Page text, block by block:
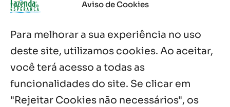
Aviso de Cookies
Para melhorar a sua experiência no uso
deste site, utilizamos cookies. Ao aceitar,
você terá acesso a todas as
funcionalidades do site. Se clicar em
"Rejeitar Cookies não necessários", os
8 ago, 2026
Acolhidos e voluntários participam do
Sopão da Comunidade Mata Redonda
7 ago, 2026
Es de Chapala celebram perseverança e
missão em encontro
7 ago, 2026